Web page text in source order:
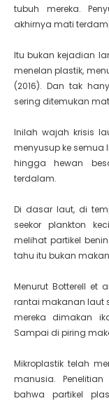
tubuh mereka.
akhirnya mati
Itu bukan kejadian
menelan plastik,
(2016). Dan tak
sering ditemukan
Inilah wajah krisis
menyusup ke semua
hingga hewan
terdalam.
Di dasar laut, di
seekor plankton
melihat partikel
tahu itu bukan
Menurut Botterell et
rantai makanan laut
mereka dimakan
Sampai di piring
Mikroplastik telah
manusia.
bahwa partikel